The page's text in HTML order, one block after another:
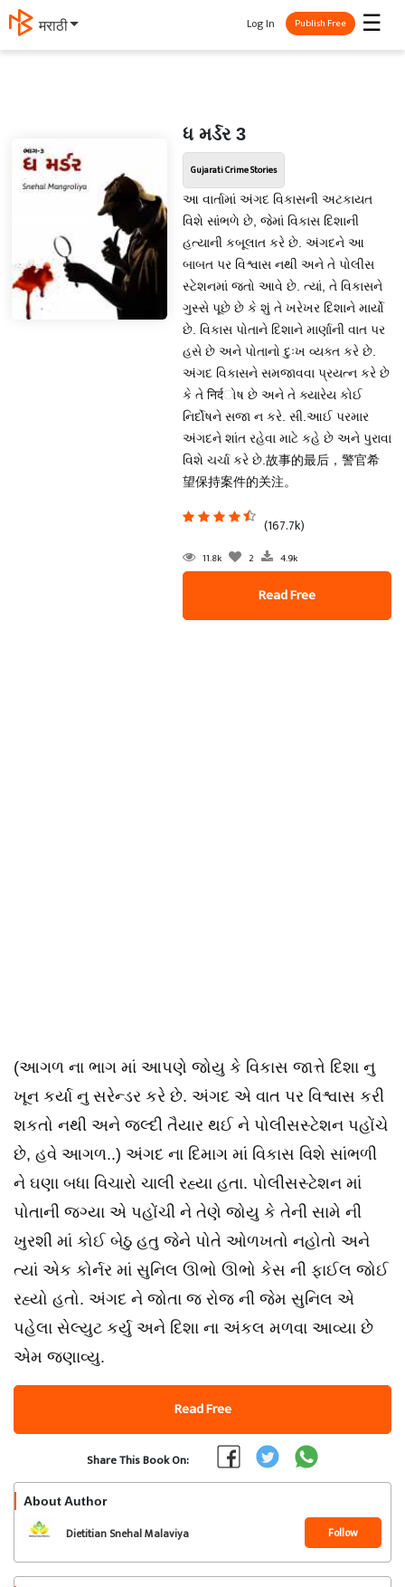
मराठी ☰
Log In Publish Free
ધ મર્ડર 3
Gujarati Crime Stories
આ વાર્તામાં અંગદ વિકાસની અટકાયત
વિશે સાંભળે છે, જેમાં વિકાસ દિશાની
હત્યાની કબૂલાત કરે છે. અંગદને આ
બાબત પર વિશ્વાસ નથી અને તે પોલીસ
સ્ટેશનમાં જતો આવે છે. ત્યાં, તે વિકાસને
ગુસ્સે પૂછે છે કે શું તે ખરેખર દિશાને માર્યો
છે. વિકાસ પોતાને દિશાને માર્ણાની વાત પર
હસે છે અને પોતાનો દુઃખ વ્યક્ત કરે છે.
અંગદ વિકાસને સમજાવવા પ્રયત્ન કરે છે
કે તે निर्दોષ છે અને તે ક્યારેય કોઈ
નિર્દોષને સજા ન કરે. સી.આઈ પરમાર
અંગદને શાંત રહેવા માટે કહે છે અને પુરાવા
વિશે ચર્ચા કરે છે.故事的最后，警官希
望保持案件的关注。
(167.7k)
11.8k 2 4.9k
Read Free
(આગળ ના ભાગ માં આપણે જોયુ કે વિકાસ જાત્તે દિશા નુ
ખૂન કર્યા નુ સરેન્ડર કરે છે. અંગદ એ વાત પર વિશ્વાસ કરી
શકતો નથી અને જલ્દી તૈયાર થઈ ને પોલીસસ્ટેશન પહોંચે
છે, હવે આગળ..) અંગદ ના દિમાગ માં વિકાસ વિશે સાંભળી
ને ઘણા બધા વિચારો ચાલી રહ્યા હતા. પોલીસસ્ટેશન માં
પોતાની જગ્યા એ પહોંચી ને તેણે જોયુ કે તેની સામે ની
ખુરશી માં કોઈ બેઠુ હતુ જેને પોતે ઓળખતો નહોતો અને
ત્યાં એક કોર્નર માં સુનિલ ઊભો ઊભો કેસ ની ફાઈલ જોઈ
રહ્યો હતો. અંગદ ને જોતા જ રોજ ની જેમ સુનિલ એ
પહેલા સેલ્યુટ કર્યુ અને દિશા ના અંકલ મળવા આવ્યા છે
એમ જણાવ્યુ.
Read Free
Share This Book On:
About Author
Dietitian Snehal Malaviya Follow